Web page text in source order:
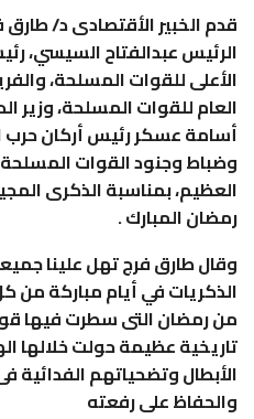
قدم الخبير الأقتصادى د/
الرئيس عبدالفتاح السيسي،
الأعلى للقوات المسلحة،
العام للقوات المسلحة، وزير
أسامة عسكر رئيس أركان حرب
وضباط وجنود القوات
العظيم، بمناسبة الذكرى
رمضان المبارك .
وقال طارق فرج تهل علينا
الذكريات في أيام مباركة من
من رمضان التى سطرت فيها
تاريخية عظيمة حولت خلالها
الأبطال وتضحياتهم الفدائية
والحفاظ على رفعته